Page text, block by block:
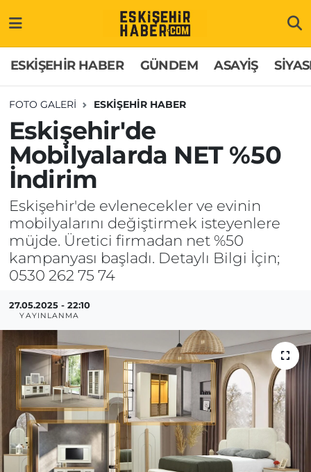
ESKİŞEHİR HABER GÜNDEM ASAYİŞ
FOTO GALERI ESKİŞEHİR HABER
Eskişehir'de
Mobilyalarda NET %50
İndirim
Eskişehir'de evlenecekler ve evinin
mobilyalarını değiştirmek isteyenlere
müjde. Üretici firmadan net %50
kampanyası başladı. Detaylı Bilgi İçin;
0530 262 75 74
27.05.2025 - 22:10
YAYINLANMA
GÜNDEM
ASAYİŞ
SİYASET
SAĞLIK
EĞİTİM
SPOR
ESKİŞEHİRSPOR
Hakkımızda
İletişim
Künye
Odunpazarı Trafik Yoğunluk Haritası
Süper Lig Puan Durumu ve Fikstür
Tüm Manşetler
Haber Arşivi